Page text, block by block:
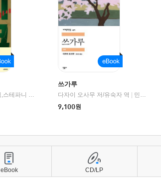
제이미 러시,톰 올릭,스테파니 플랜더스 편저/임경은 역/박정호 감수 |
교보문고
쓰가루
다자이 오사무 저/유숙자 역
민음사
9,100원
eBook CD/LP